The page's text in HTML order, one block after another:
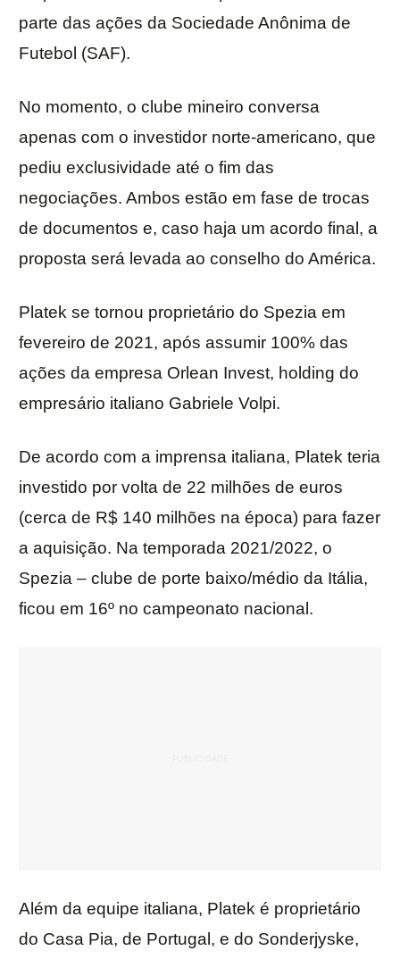
parte das ações da Sociedade Anônima de
Futebol (SAF).
No momento, o clube mineiro conversa
apenas com o investidor norte-americano, que
pediu exclusividade até o fim das
negociações. Ambos estão em fase de trocas
de documentos e, caso haja um acordo final, a
proposta será levada ao conselho do América.
Platek se tornou proprietário do Spezia em
fevereiro de 2021, após assumir 100% das
ações da empresa Orlean Invest, holding do
empresário italiano Gabriele Volpi.
De acordo com a imprensa italiana, Platek teria
investido por volta de 22 milhões de euros
(cerca de R$ 140 milhões na época) para fazer
a aquisição. Na temporada 2021/2022, o
Spezia – clube de porte baixo/médio da Itália,
ficou em 16º no campeonato nacional.
Além da equipe italiana, Platek é proprietário
do Casa Pia, de Portugal, e do Sonderjyske,